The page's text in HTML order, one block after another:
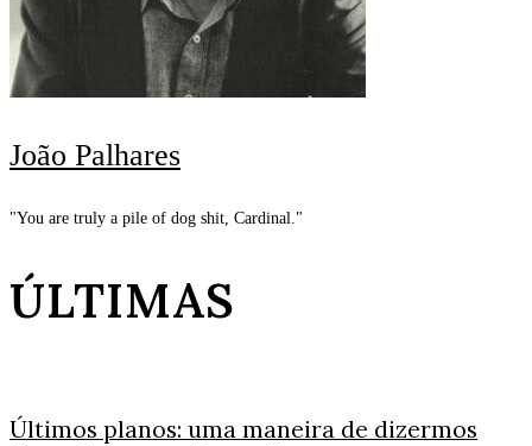
João Palhares
"You are truly a pile of dog shit, Cardinal."
ÚLTIMAS
Últimos planos: uma maneira de dizermos